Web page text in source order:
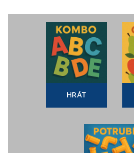
HRÁT